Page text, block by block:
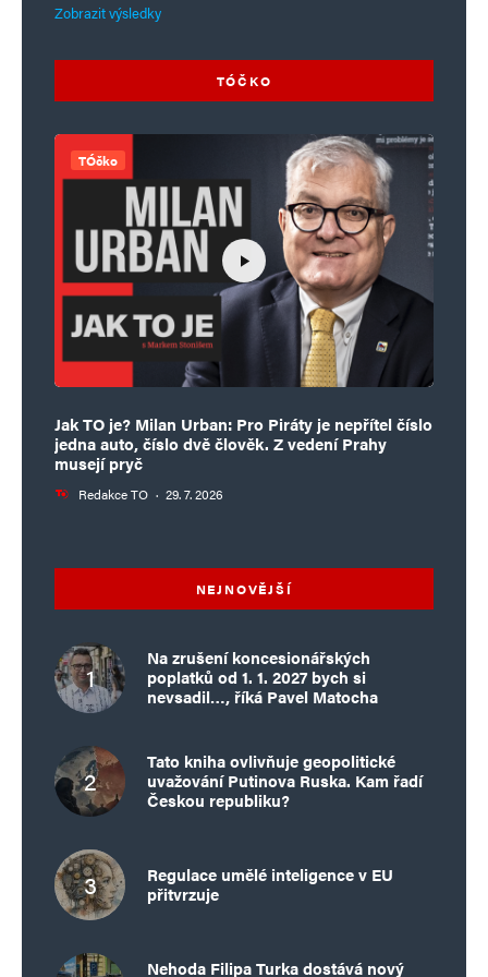
Zobrazit výsledky
TÓČKO
TÓčko
Jak TO je? Milan Urban: Pro Piráty je nepřítel číslo
jedna auto, číslo dvě člověk. Z vedení Prahy
musejí pryč
Redakce TO · 29. 7. 2026
NEJNOVĚJŠÍ
Na zrušení koncesionářských
poplatků od 1. 1. 2027 bych si
nevsadil…, říká Pavel Matocha
Tato kniha ovlivňuje geopolitické
uvažování Putinova Ruska. Kam řadí
Českou republiku?
Regulace umělé inteligence v EU
přitvrzuje
Nehoda Filipa Turka dostává nový